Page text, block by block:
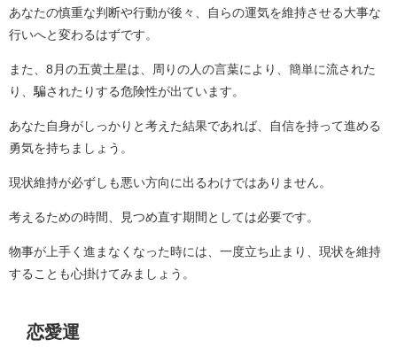
あなたの慎重な判断や行動が後々、自らの運気を維持させる大事な
行いへと変わるはずです。
また、8月の五黄土星は、周りの人の言葉により、簡単に流された
り、騙されたりする危険性が出ています。
あなた自身がしっかりと考えた結果であれば、自信を持って進める
勇気を持ちましょう。
現状維持が必ずしも悪い方向に出るわけではありません。
考えるための時間、見つめ直す期間としては必要です。
物事が上手く進まなくなった時には、一度立ち止まり、現状を維持
することも心掛けてみましょう。
恋愛運